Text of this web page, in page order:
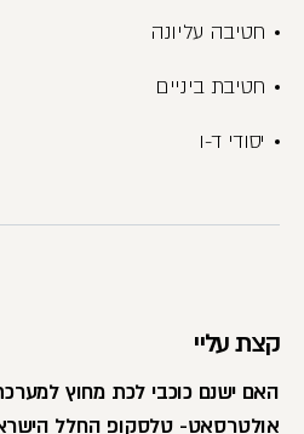
חטיבה עליונה
חטיבת ביניים
יסודי ד-ו
קצת עליי
האם ישנם כוכבי לכת מחוץ
אולטרסאט- טלסקופ החלל